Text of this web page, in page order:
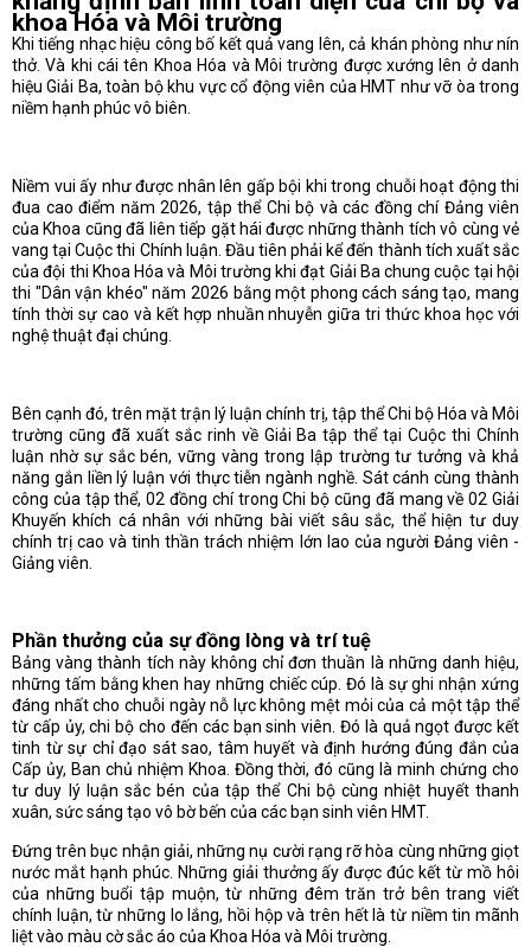
khoa Hóa và Môi trường
Khi tiếng nhạc hiệu công bố kết quả vang lên, cả khán phòng như nín
thở. Và khi cái tên Khoa Hóa và Môi trường được xướng lên ở danh
hiệu Giải Ba, toàn bộ khu vực cổ động viên của HMT như vỡ òa trong
niềm hạnh phúc vô biên.
Niềm vui ấy như được nhân lên gấp bội khi trong chuỗi hoạt động thi
đua cao điểm năm 2026, tập thể Chi bộ và các đồng chí Đảng viên
của Khoa cũng đã liên tiếp gặt hái được những thành tích vô cùng vẻ
vang tại Cuộc thi Chính luận. Đầu tiên phải kể đến thành tích xuất sắc
của đội thi Khoa Hóa và Môi trường khi đạt Giải Ba chung cuộc tại hội
thi "Dân vận khéo" năm 2026 bằng một phong cách sáng tạo, mang
tính thời sự cao và kết hợp nhuần nhuyễn giữa tri thức khoa học với
nghệ thuật đại chúng.
Bên cạnh đó, trên mặt trận lý luận chính trị, tập thể Chi bộ Hóa và Môi
trường cũng đã xuất sắc rinh về Giải Ba tập thể tại Cuộc thi Chính
luận nhờ sự sắc bén, vững vàng trong lập trường tư tưởng và khả
năng gắn liền lý luận với thực tiễn ngành nghề. Sát cánh cùng thành
công của tập thể, 02 đồng chí trong Chi bộ cũng đã mang về 02 Giải
Khuyến khích cá nhân với những bài viết sâu sắc, thể hiện tư duy
chính trị cao và tinh thần trách nhiệm lớn lao của người Đảng viên -
Giảng viên.
Phần thưởng của sự đồng lòng và trí tuệ
Bảng vàng thành tích này không chỉ đơn thuần là những danh hiệu,
những tấm bằng khen hay những chiếc cúp. Đó là sự ghi nhận xứng
đáng nhất cho chuỗi ngày nỗ lực không mệt mỏi của cả một tập thể
từ cấp ủy, chi bộ cho đến các bạn sinh viên. Đó là quả ngọt được kết
tinh từ sự chỉ đạo sát sao, tâm huyết và định hướng đúng đắn của
Cấp ủy, Ban chủ nhiệm Khoa. Đồng thời, đó cũng là minh chứng cho
tư duy lý luận sắc bén của tập thể Chi bộ cùng nhiệt huyết thanh
xuân, sức sáng tạo vô bờ bến của các bạn sinh viên HMT.
Đứng trên bục nhận giải, những nụ cười rạng rỡ hòa cùng những giọt
nước mắt hạnh phúc. Những giải thưởng ấy được đúc kết từ mồ hôi
của những buổi tập muộn, từ những đêm trăn trở bên trang viết
chính luận, từ những lo lắng, hồi hộp và trên hết là từ niềm tin mãnh
liệt vào màu cờ sắc áo của Khoa Hóa và Môi trường.